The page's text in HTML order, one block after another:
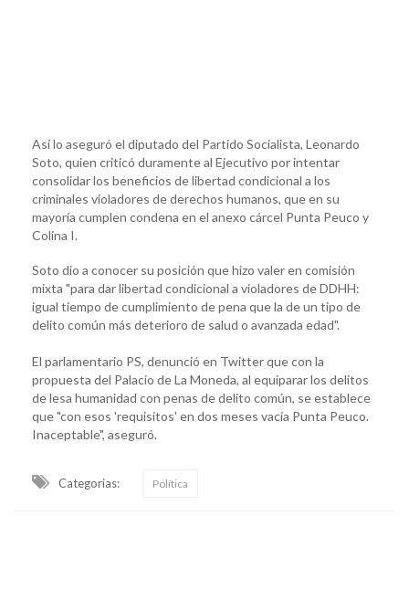
Así lo aseguró el diputado del Partido Socialista, Leonardo
Soto, quien criticó duramente al Ejecutivo por intentar
consolidar los beneficios de libertad condicional a los
criminales violadores de derechos humanos, que en su
mayoría cumplen condena en el anexo cárcel Punta Peuco y
Colina I.
Soto dio a conocer su posición que hizo valer en comisión
mixta "para dar libertad condicional a violadores de DDHH:
igual tiempo de cumplimiento de pena que la de un tipo de
delito común más deterioro de salud o avanzada edad".
El parlamentario PS, denunció en Twitter que con la
propuesta del Palacio de La Moneda, al equiparar los delitos
de lesa humanidad con penas de delito común, se establece
que "con esos 'requisitos' en dos meses vacía Punta Peuco.
Inaceptable", aseguró.
Categorias: Política